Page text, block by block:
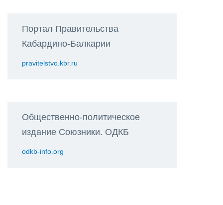
Портал Правительства
Кабардино-Балкарии
pravitelstvo.kbr.ru
Общественно-политическое
издание Союзники. ОДКБ
odkb-info.org